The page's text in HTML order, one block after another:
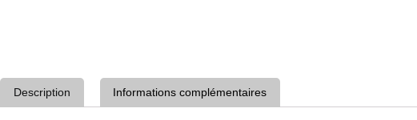
Description Informations complémentaires